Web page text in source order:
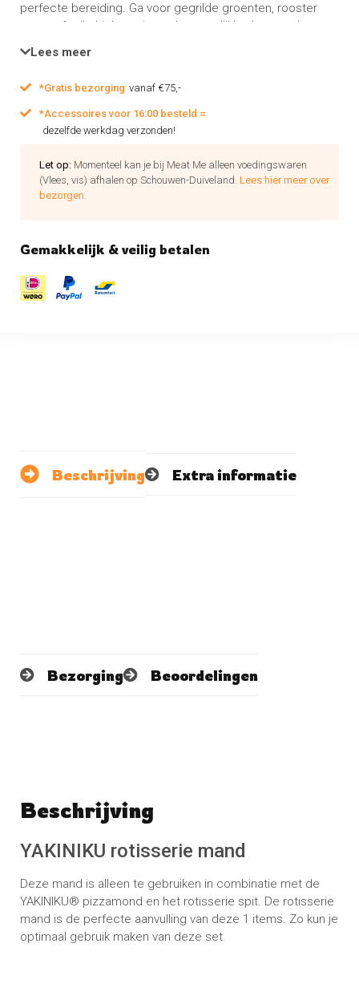
perfecte bereiding. Ga voor gegrilde groenten, rooster
noten of gril chicken wings, de mogelijkheden van de
Lees meer
*Gratis bezorging vanaf €75,-
*Accessoires voor 16:00 besteld =
dezelfde werkdag verzonden!
Let op: Momenteel kan je bij Meat Me alleen voedingswaren
(Vlees, vis) afhalen op Schouwen-Duiveland. Lees hier meer over
bezorgen.
Gemakkelijk & veilig betalen
Beschrijving Extra informatie
Bezorging Beoordelingen
Beschrijving
YAKINIKU rotisserie mand
Deze mand is alleen te gebruiken in combinatie met de
YAKINIKU® pizzamond en het rotisserie spit. De rotisserie
mand is de perfecte aanvulling van deze 1 items. Zo kun je
optimaal gebruik maken van deze set.
No reviews found